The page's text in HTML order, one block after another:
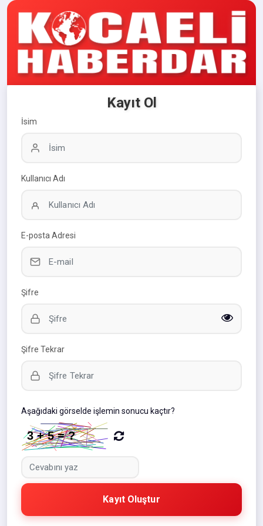
Kayıt Ol
İsim
Kullanıcı Adı
E-posta Adresi
Şifre
Şifre Tekrar
Aşağıdaki görselde işlemin sonucu kaçtır?
Kayıt Oluştur